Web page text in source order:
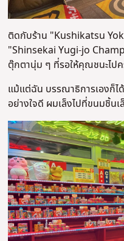
ติดกับร้าน "Kushikatsu
"Shinsekai Yugi-jo
ตุ๊กตานุ่ม ๆ ที่รอให้คุณชนะไป
แม้แต่ฉัน บรรณาธิการเองก็ไ
อย่างใจดี ผมเล็งไปที่ขนมชิ้น